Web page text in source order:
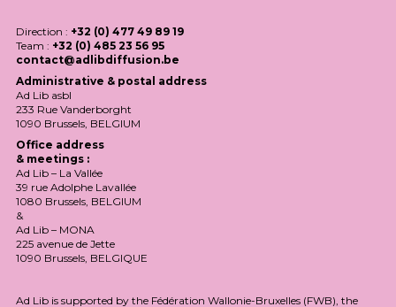
Direction : +32 (0) 477 49 89 19
Team : +32 (0) 485 23 56 95
contact@adlibdiffusion.be
Administrative & postal address
Ad Lib asbl
233 Rue Vanderborght
1090 Brussels, BELGIUM
Office address
& meetings :
Ad Lib – La Vallée
39 rue Adolphe Lavallée
1080 Brussels, BELGIUM
&
Ad Lib – MONA
225 avenue de Jette
1090 Brussels, BELGIQUE
Ad Lib is supported by the Fédération Wallonie-Bruxelles (FWB), the